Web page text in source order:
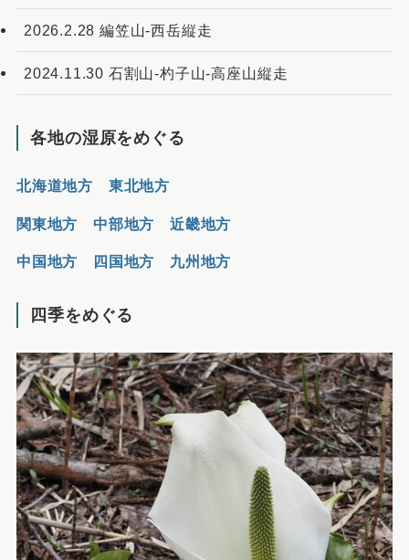
2026.2.28 編笠山-西岳縦走
2024.11.30 石割山-杓子山-高座山縦走
各地の湿原をめぐる
北海道地方 東北地方
関東地方 中部地方 近畿地方
中国地方 四国地方 九州地方
四季をめぐる